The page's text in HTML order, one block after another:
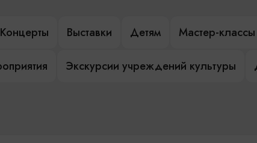
Концерты Выставки Детям Мастер-классы
Экскурсии учреждений культуры